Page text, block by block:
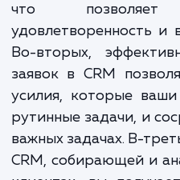
интеграцию вашего
безопасность
систему, чтобы
сбоев.
Все эти действия
важных